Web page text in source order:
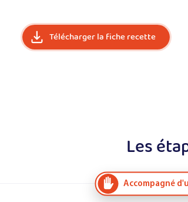
Télécharger la fiche recette
Les
Accompagné